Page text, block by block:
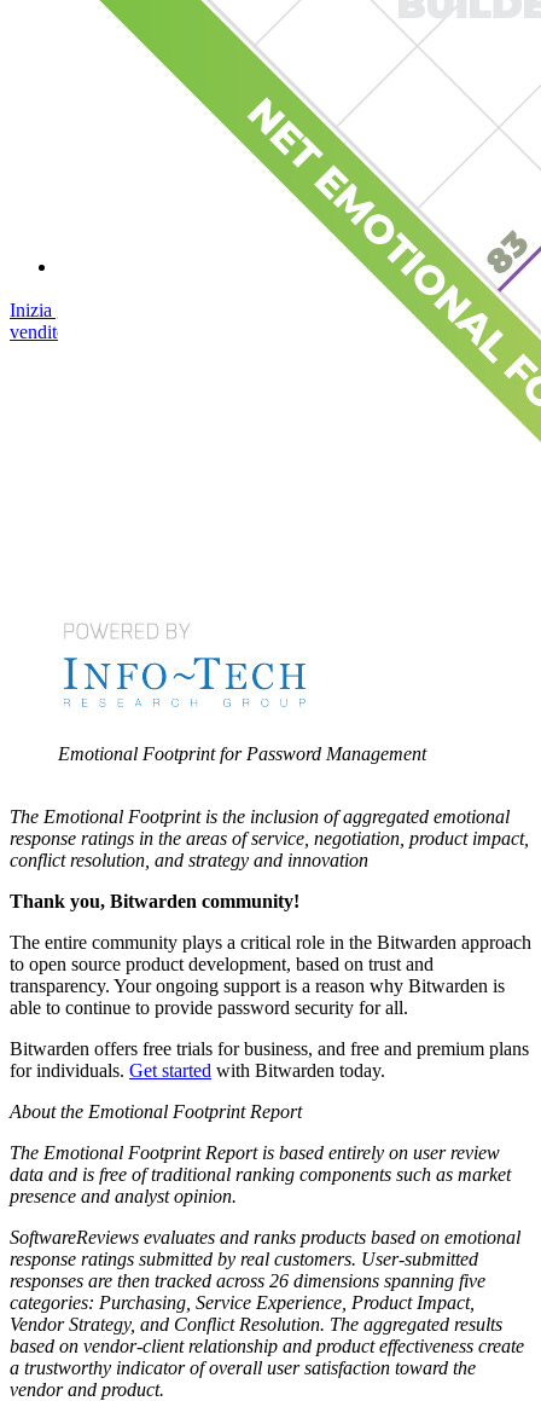
Whitepaper sulla sicurezza di Bitwarden
Inizia gratis
Contatta il reparto
vendite
Emotional Footprint for Password Management
The Emotional Footprint is the inclusion of aggregated emotional
response ratings in the areas of service, negotiation, product impact,
conflict resolution, and strategy and innovation
Thank you, Bitwarden community!
The entire community plays a critical role in the Bitwarden approach
to open source product development, based on trust and
transparency. Your ongoing support is a reason why Bitwarden is
able to continue to provide password security for all.
Bitwarden offers free trials for business, and free and premium plans
for individuals. Get started with Bitwarden today.
About the Emotional Footprint Report
The Emotional Footprint Report is based entirely on user review
data and is free of traditional ranking components such as market
presence and analyst opinion.
SoftwareReviews evaluates and ranks products based on emotional
response ratings submitted by real customers. User-submitted
responses are then tracked across 26 dimensions spanning five
categories: Purchasing, Service Experience, Product Impact,
Vendor Strategy, and Conflict Resolution. The aggregated results
based on vendor-client relationship and product effectiveness create
a trustworthy indicator of overall user satisfaction toward the
vendor and product.